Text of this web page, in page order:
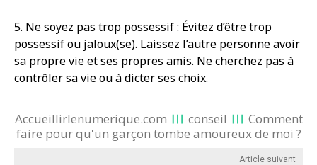
5. Ne soyez pas trop possessif : Évitez d’être trop
possessif ou jaloux(se). Laissez l’autre personne avoir
sa propre vie et ses propres amis. Ne cherchez pas à
contrôler sa vie ou à dicter ses choix.
Accueillirlenumerique.com conseil
Comment
faire pour qu'un garçon tombe amoureux de moi ?
Article suivant